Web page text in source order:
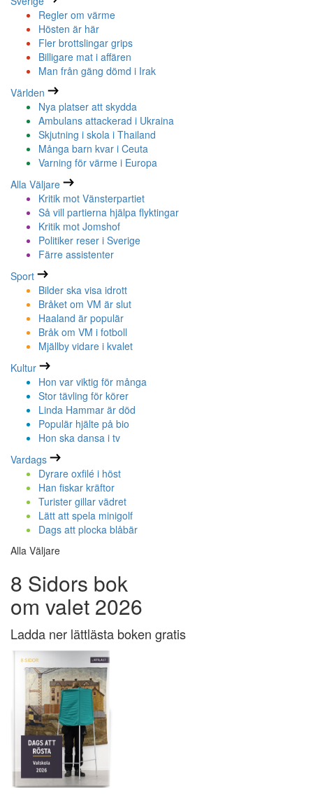
Regler om värme
Hösten är här
Fler brottslingar grips
Billigare mat i affären
Man från gäng dömd i Irak
Världen
Nya platser att skydda
Ambulans attackerad i Ukraina
Skjutning i skola i Thailand
Många barn kvar i Ceuta
Varning för värme i Europa
Alla Väljare
Kritik mot Vänsterpartiet
Så vill partierna hjälpa flyktingar
Kritik mot Jomshof
Politiker reser i Sverige
Färre assistenter
Sport
Bilder ska visa idrott
Bråket om VM är slut
Haaland är populär
Bråk om VM i fotboll
Mjällby vidare i kvalet
Kultur
Hon var viktig för många
Stor tävling för körer
Linda Hammar är död
Populär hjälte på bio
Hon ska dansa i tv
Vardags
Dyrare oxfilé i höst
Han fiskar kräftor
Turister gillar vädret
Lätt att spela minigolf
Dags att plocka blåbär
Alla Väljare
8 Sidors bok
om valet 2026
Ladda ner lättlästa boken gratis